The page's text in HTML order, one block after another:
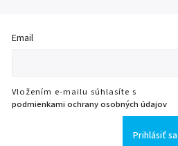
Email
Vložením e-mailu súhlasíte s
podmienkami ochrany osobných údajov
Prihlásiť sa